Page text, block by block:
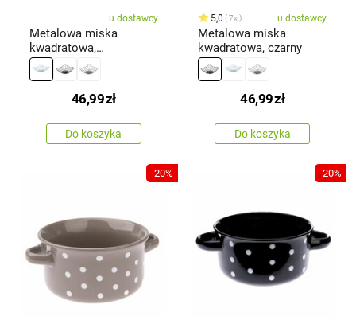
u dostawcy
Metalowa miska
kwadratowa,
jasnoniebieski
46,99zł
Do koszyka
5,0 7x u dostawcy
Metalowa miska
kwadratowa, czarny
46,99zł
Do koszyka
-20% -20%